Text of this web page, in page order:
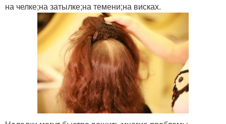
Стильные прически
Прическа с накладными
прядями
Прически с диадемой
на челке;на затылке;на темени;на висках.